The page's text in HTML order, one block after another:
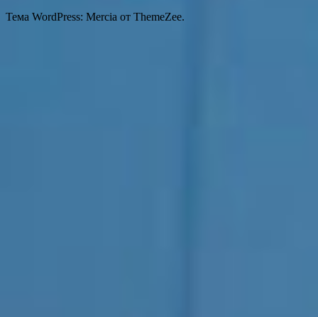
Тема WordPress: Mercia от ThemeZee.